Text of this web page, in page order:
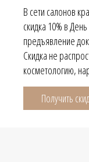
В сети салонов
скидка 10% в
предъявление
Скидка не
косметологию,
Получить